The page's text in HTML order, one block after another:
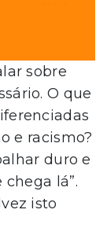
sobre
O que
e racismo?
duro e
lá”.
isto